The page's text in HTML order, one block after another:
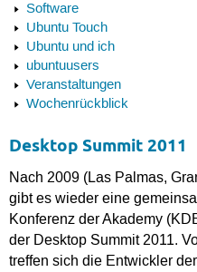
Software
Ubuntu Touch
Ubuntu und ich
ubuntuusers
Veranstaltungen
Wochenrückblick
Desktop Summit 2011
Nach 2009 (Las Palmas,
gibt es wieder eine
Konferenz der Akademy
der Desktop Summit 2011.
treffen sich die Entwickler